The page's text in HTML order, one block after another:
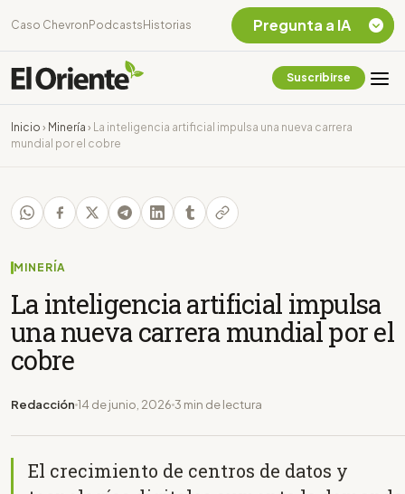
Caso Chevron Podcasts Historias
Suscribirse
Inicio › Minería ›
La inteligencia artificial impulsa una nueva carrera
mundial por el cobre
MINERÍA
La inteligencia artificial impulsa
una nueva carrera mundial por el
cobre
Redacción 14 de junio, 2026 3 min de lectura
El crecimiento de centros de datos y
Pregunta a IA
Chevron Ecuador